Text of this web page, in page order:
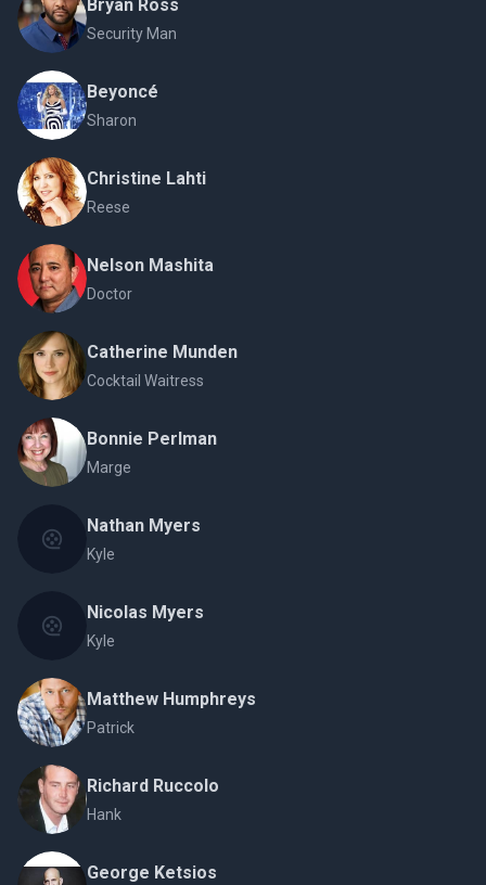
Bryan Ross
Security Man
Beyoncé
Sharon
Christine Lahti
Reese
Nelson Mashita
Doctor
Catherine Munden
Cocktail Waitress
Bonnie Perlman
Marge
Nathan Myers
Kyle
Nicolas Myers
Kyle
Matthew Humphreys
Patrick
Richard Ruccolo
Hank
George Ketsios